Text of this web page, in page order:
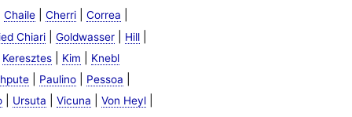
Chaile| Cherri| Correa
Chiari| Goldwasser| Hill|
Keresztes| Kim
Knebl
| Paulino| Pessoa
| Ursuta Vicuna Von Heyl|